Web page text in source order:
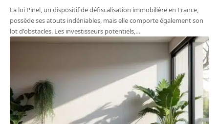
La loi Pinel, un dispositif de défiscalisation immobilière en France,
possède ses atouts indéniables, mais elle comporte également son
lot d'obstacles. Les investisseurs potentiels,…